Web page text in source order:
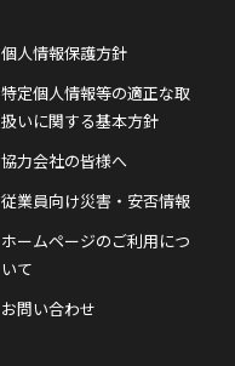
個人情報保護方針
特定個人情報等の適正な取
扱いに関する基本方針
協力会社の皆様へ
従業員向け災害・安否情報
ホームページのご利用につ
いて
お問い合わせ